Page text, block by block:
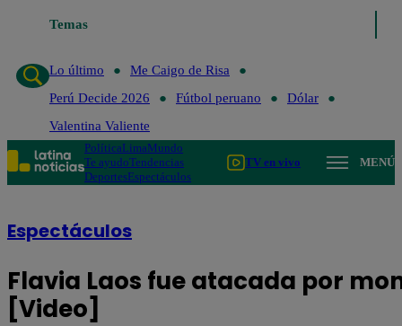
Temas
Lo último
Me Caigo de Risa
Perú Decide 2026
Fútbol peruano
Dólar
Valentina Valiente
PolíticaLimaMundo
Te ayudoTendencias
DeportesEspectáculos
TV en vivo MENÚ
Espectáculos
Flavia Laos fue atacada por
[Video]